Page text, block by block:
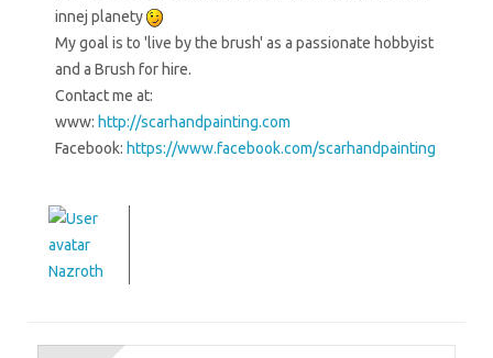
innej planety
My goal is to 'live by the brush' as a passionate hobbyist
and a Brush for hire.
Contact me at:
www: http://scarhandpainting.com
Facebook: https://www.facebook.com/scarhandpainting
Nazroth